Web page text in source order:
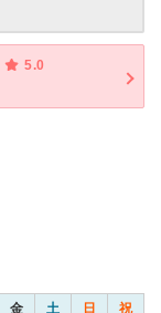
5.0
金 土 日 祝